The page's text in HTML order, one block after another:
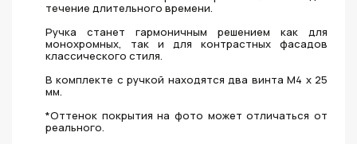
течение длительного времени.
Ручка станет гармоничным решением как для
монохромных, так и для контрастных фасадов
классического стиля.
В комплекте с ручкой находятся два винта M4 x 25
мм.
*Оттенок покрытия на фото может отличаться от
реального.